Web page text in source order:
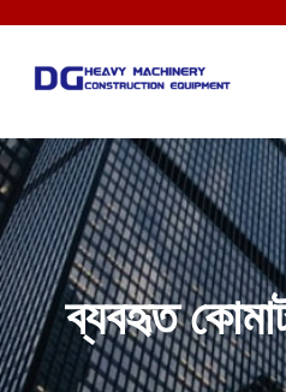
ব্যবহৃত